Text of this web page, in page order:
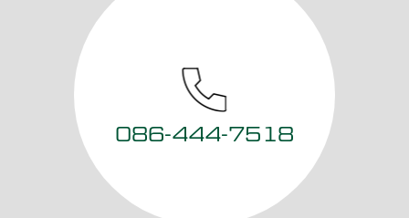
086-444-7518